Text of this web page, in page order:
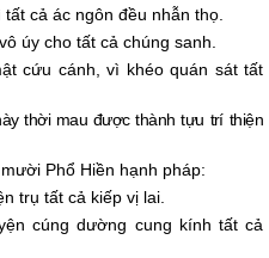
cả ác ngôn đều nhẫn thọ.
úy cho tất cả chúng sanh.
cứu cánh, vì khéo quán sát tất
thời mau được thành tựu trí thiện
Phổ Hiền hạnh pháp:
trụ tất cả kiếp vị lai.
cúng dường cung kính tất cả